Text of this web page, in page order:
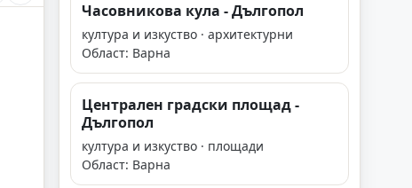
Часовникова кула - Дългопол
култура и изкуство · архитектурни
Област: Варна
Централен градски площад -
Дългопол
култура и изкуство · площади
Област: Варна